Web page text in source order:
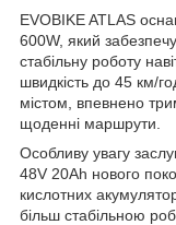
EVOBIKE ATLAS
600W, який
стабільну роботу
швидкість до 45 км/
містом, впевнено
щоденні маршрути.
Особливу увагу
48V 20Ah нового
кислотних
більш стабільною